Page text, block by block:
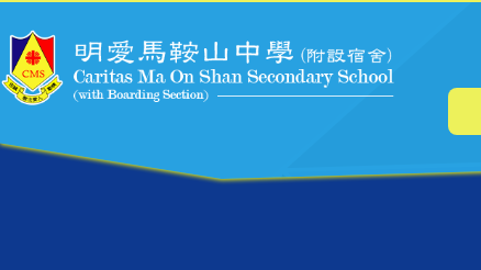
主
航